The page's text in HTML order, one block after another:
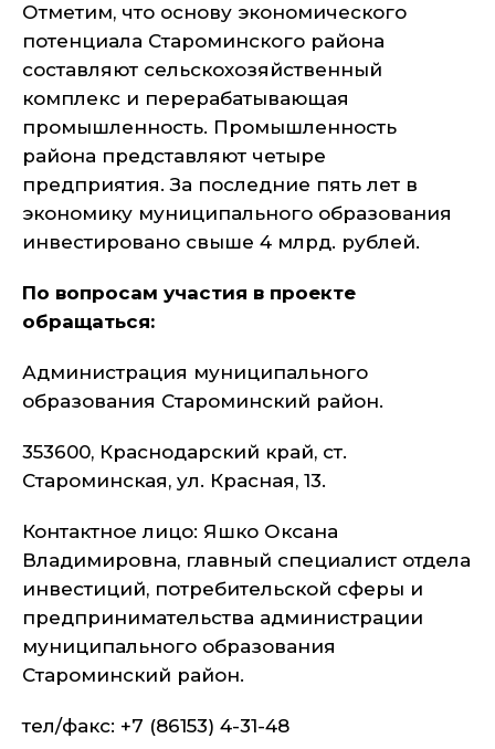
Отметим, что основу экономического
потенциала Староминского района
составляют сельскохозяйственный
комплекс и перерабатывающая
промышленность. Промышленность
района представляют четыре
предприятия. За последние пять лет в
экономику муниципального образования
инвестировано свыше 4 млрд. рублей.
По вопросам участия в проекте
обращаться:
Администрация муниципального
образования Староминский район.
353600, Краснодарский край, ст.
Староминская, ул. Красная, 13.
Контактное лицо: Яшко Оксана
Владимировна, главный специалист отдела
инвестиций, потребительской сферы и
предпринимательства администрации
муниципального образования
Староминский район.
тел/факс: +7 (86153) 4-31-48